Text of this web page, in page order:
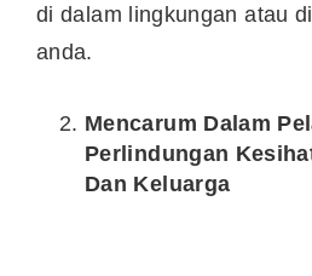
di dalam lingkungan atau
anda.
Mencarum Dalam
Perlindungan
Dan Keluarga